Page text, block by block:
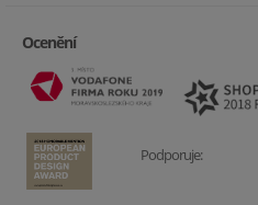
Ocenění
Podporuje: